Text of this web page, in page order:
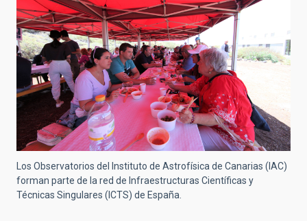
Los Observatorios del Instituto de Astrofísica de Canarias (IAC)
forman parte de la red de Infraestructuras Científicas y
Técnicas Singulares (ICTS) de España.